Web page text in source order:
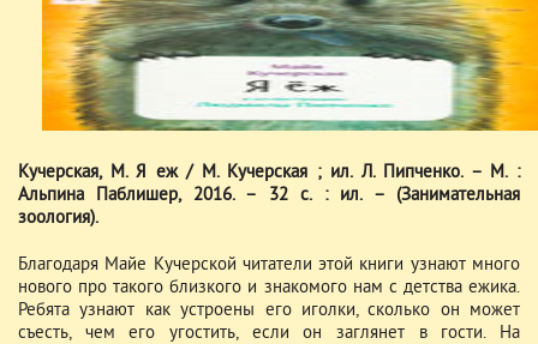
Кучерская, М. Я еж / М. Кучерская ; ил. Л. Пипченко. – М. :
Альпина Паблишер, 2016. – 32 с. : ил. – (Занимательная
зоология).
Благодаря Майе Кучерской читатели этой книги узнают много
нового про такого близкого и знакомого нам с детства ежика.
Ребята узнают как устроены его иголки, сколько он может
съесть, чем его угостить, если он заглянет в гости. На